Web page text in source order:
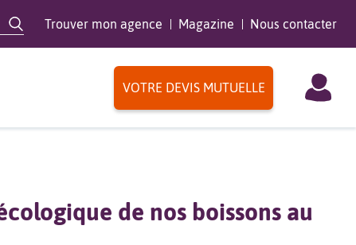
Trouver mon agence Magazine Nous contacter
VOTRE DEVIS MUTUELLE
de nos boissons au